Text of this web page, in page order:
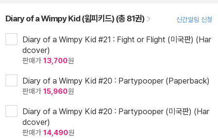
Diary of a Wimpy Kid (윔피키드) (총 81권) 신간알림 신청
Diary of a Wimpy Kid #21 : Fight or Flight (미국판) (Har
dcover)
판매가 13,700원
Diary of a Wimpy Kid #20 : Partypooper (Paperback)
판매가 15,960원
Diary of a Wimpy Kid #20 : Partypooper (미국판) (Har
dcover)
판매가 14,490원